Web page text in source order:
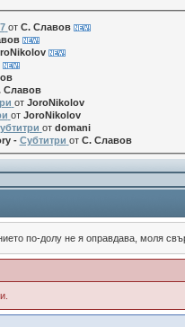
от С. Славов
Славов
от JoroNikolov
от JoroNikolov
от domani
- Субтитри от С. Славов
по-долу не я оправдава, моля